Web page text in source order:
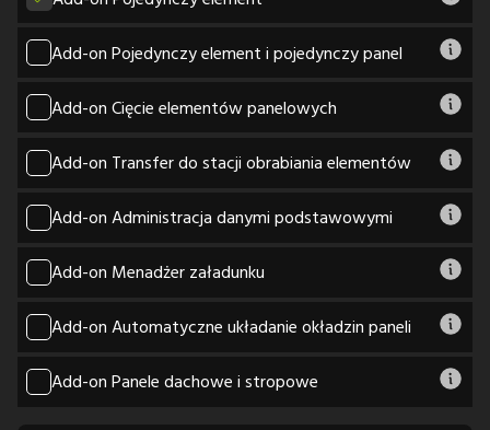
Add-on Pojedynczy element i pojedynczy panel
Add-on Cięcie elementów panelowych
Add-on Transfer do stacji obrabiania elementów
Add-on Administracja danymi podstawowymi
Add-on Menadżer załadunku
Add-on Automatyczne układanie okładzin paneli
Add-on Panele dachowe i stropowe